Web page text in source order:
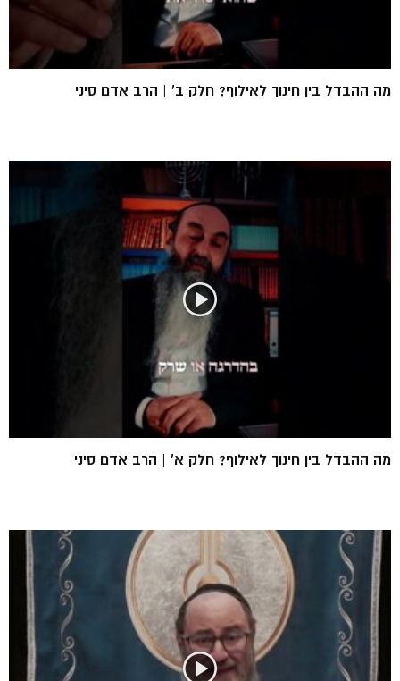
מה ההבדל בין חינוך לאילוף? חלק ב’ | הרב אדם סיני
מה ההבדל בין חינוך לאילוף? חלק א’ | הרב אדם סיני